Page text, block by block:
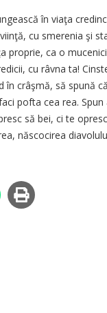
în viaţa
cu smerenia şi
proprie, ca o
cu râvna ta!
crâşmă, să spună
pofta cea rea.
să bei, ci te
născocirea